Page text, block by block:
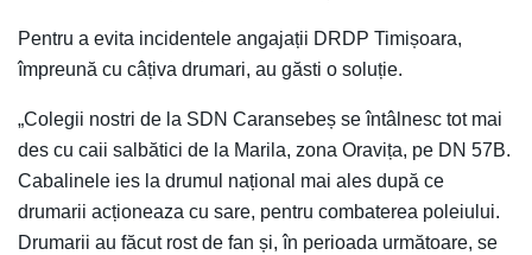
Pentru a evita incidentele angajații DRDP Timișoara,
împreună cu câțiva drumari, au găsti o soluție.
„Colegii nostri de la SDN Caransebeș se întâlnesc tot mai
des cu caii salbătici de la Marila, zona Oravița, pe DN 57B.
Cabalinele ies la drumul național mai ales după ce
drumarii acționeaza cu sare, pentru combaterea poleiului.
Drumarii au făcut rost de fan și, în perioada următoare, se